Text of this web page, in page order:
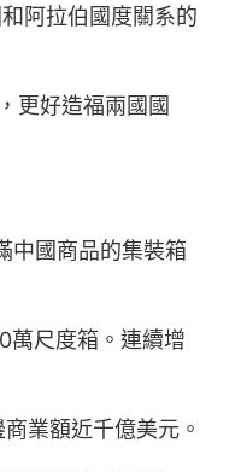
阿拉伯國度關系的
更好造福兩國國
中國商品的集裝箱
萬尺度箱。連續增
業額近千億美元。